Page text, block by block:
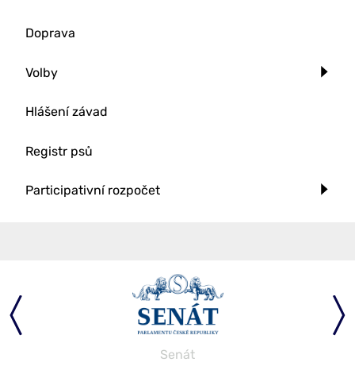
Doprava
Volby
Hlášení závad
Registr psů
Participativní rozpočet
Senát